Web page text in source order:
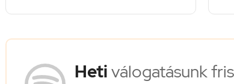
Hetiválogatásunk